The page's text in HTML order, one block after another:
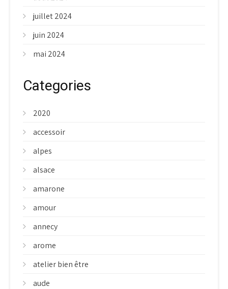
juillet 2024
juin 2024
mai 2024
Categories
2020
accessoir
alpes
alsace
amarone
amour
annecy
arome
atelier bien être
aude